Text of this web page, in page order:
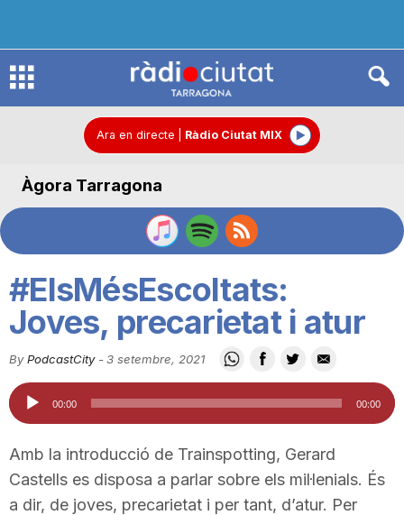
R
d
C
i
u
Ara en directe Ràdio Ciutat MIX
Àgora Tarragona
#ElsMésEscoltats:
Joves, precarietat i atur
By PodcastCity-3 setembre, 2021
Reproductor
d'àudio
00:00 00:00
Amb la introducció de Trainspotting, Gerard
Castells es disposa a parlar sobre els mil·lenials. És
a dir, de joves, precarietat i per tant, d’atur. Per